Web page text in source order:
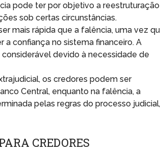
pode ter por objetivo a reestruturação
sob certas circunstâncias.
mais rápida que a falência, uma vez
confiança no sistema financeiro. A
devido à necessidade de
os credores podem ser
Central, enquanto na falência, a
pelas regras do processo judicial,
CREDORES